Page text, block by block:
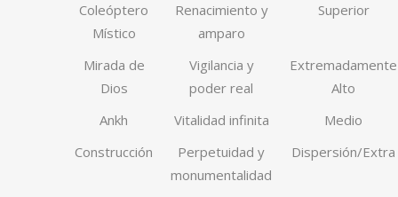
Coleóptero
Místico
Renacimiento y
amparo
Superior
Mirada de
Dios
Vigilancia y
poder real
Extremadamente
Alto
Ankh
Vitalidad infinita
Medio
Construcción
Perpetuidad y
monumentalidad
Dispersión/Extra